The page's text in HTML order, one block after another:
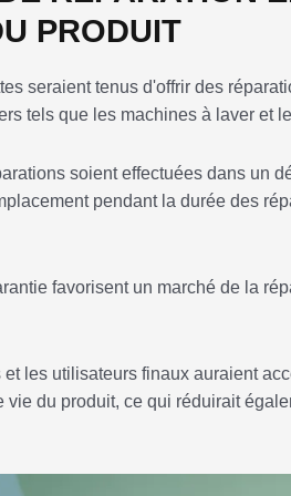
PRODUIT
seraient tenus d'offrir des
tels que les machines à laver et
soient effectuées dans un
pendant la durée des
favorisent un marché de la
les utilisateurs finaux auraient
du produit, ce qui réduirait